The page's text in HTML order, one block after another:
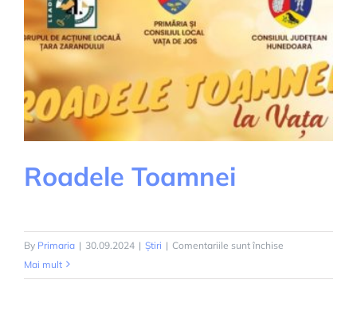
Roadele Toamnei
By Primaria | 30.09.2024 | Știri | Comentariile sunt închise
Toamnei
Mai mult